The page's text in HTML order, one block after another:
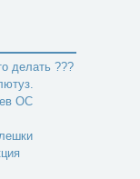
делать ???
ОС